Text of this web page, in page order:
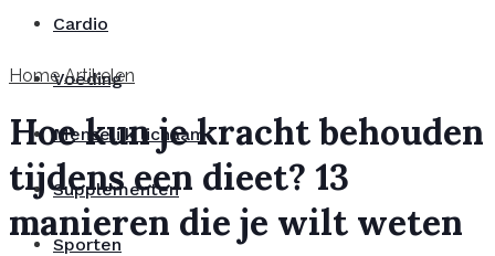
Cardio
Voeding
Menselijk lichaam
Supplementen
Sporten
Home Artikelen
Hoe kun je kracht behouden
tijdens een dieet? 13
manieren die je wilt weten